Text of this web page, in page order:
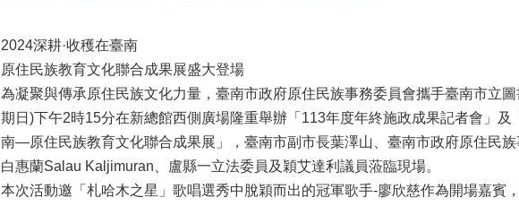
2024深耕·收穫在臺南
原住民族教育文化聯合成果展盛大登場
為凝聚與傳承原住民族文化力量，臺南市政府原住民族事務委員會攜手臺南市立
期日)下午2時15分在新總館西側廣場隆重舉辦「113年度年終施政成果記者會」及
南—原住民族教育文化聯合成果展」，臺南市副市長葉澤山、臺南市政府原住民族
白惠蘭Salau Kaljimuran、盧縣一立法委員及穎艾達利議員蒞臨現場。
本次活動邀「札哈木之星」歌唱選秀中脫穎而出的冠軍歌手-廖欣慈作為開場嘉賓